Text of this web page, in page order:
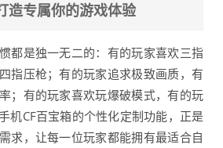
造专属你的游戏体验
都是独一无二的：有的玩家喜欢三指
指压枪；有的玩家追求极致画质，有
；有的玩家喜欢玩爆破模式，有的玩
机CF百宝箱的个性化定制功能，正是
求，让每一位玩家都能拥有最适合自